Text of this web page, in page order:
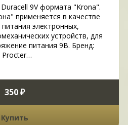
9V формата "Krona".
применяется в качестве
электронных,
устройств, для
питания 9В. Бренд:
Procter…
350 ₽
Купить